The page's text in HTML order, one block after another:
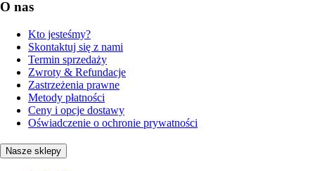
O nas
Kto jesteśmy?
Skontaktuj się z nami
Termin sprzedaży
Zwroty & Refundacje
Zastrzeżenia prawne
Metody płatności
Ceny i opcje dostawy
Oświadczenie o ochronie prywatności
Nasze sklepy